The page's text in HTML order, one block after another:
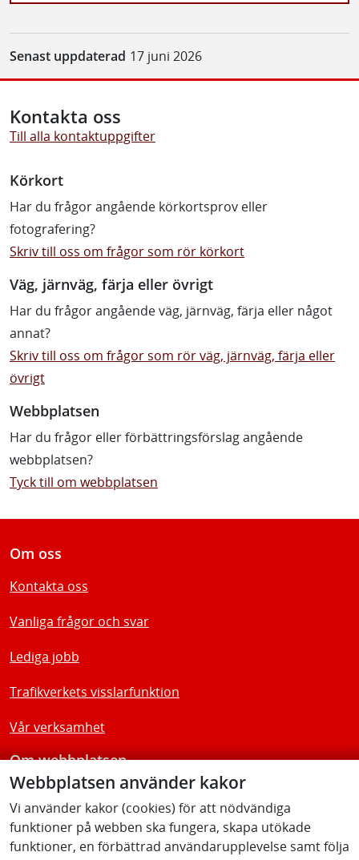
Senast uppdaterad 17 juni 2026
Webbplatsen använder kakor
Vi använder kakor (cookies) för att nödvändiga
funktioner på webben ska fungera, skapa utökade
funktioner, en förbättrad användarupplevelse samt följa
Kontakta oss
Till alla kontaktuppgifter
Körkort
Har du frågor angående körkortsprov eller
fotografering?
Skriv till oss om frågor som rör körkort
Väg, järnväg, färja eller övrigt
Har du frågor angående väg, järnväg, färja eller något
annat?
Skriv till oss om frågor som rör väg, järnväg, färja eller
övrigt
Webbplatsen
Har du frågor eller förbättringsförslag angående
webbplatsen?
Tyck till om webbplatsen
Om oss
Kontakta oss
Vanliga frågor och svar
Lediga jobb
Trafikverkets visslarfunktion
Vår verksamhet
Om webbplatsen
Tillgänglighetsredogörelse
Följ oss